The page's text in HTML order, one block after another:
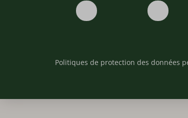
Politiques de protection des données